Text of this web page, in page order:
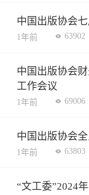
中国出版协会
1年前 63902
中国出版协会
工作会议
1年前 69006
中国出版协会
1年前 63803
“文工委”2024